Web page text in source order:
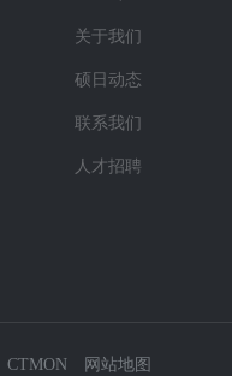
关于我们
硕日动态
联系我们
人才招聘
CTMON 网站地图